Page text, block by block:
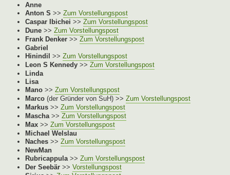
Anne
Anton S >> Zum Vorstellungspost
Caspar Ibichei >> Zum Vorstellungspost
Dune >> Zum Vorstellungspost
Frank Denker >> Zum Vorstellungspost
Gabriel
Hinindil >> Zum Vorstellungspost
Leon S Kennedy >> Zum Vorstellungspost
Linda
Lisa
Mano >> Zum Vorstellungspost
Marco (der Gründer von SuH) >> Zum Vorstellungspost
Markus >> Zum Vorstellungspost
Mascha >> Zum Vorstellungspost
Max >> Zum Vorstellungspost
Michael Welslau
Naches >> Zum Vorstellungspost
NewMan
Rubricappula >> Zum Vorstellungspost
Der Seebär >> Vorstellungspost